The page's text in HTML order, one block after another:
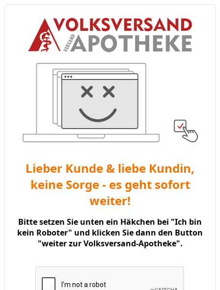
Lieber Kunde & liebe Kundin,
keine Sorge - es geht sofort
weiter!
Bitte setzen Sie unten ein Häkchen bei "Ich bin
kein Roboter" und klicken Sie dann den Button
"weiter zur Volksversand-Apotheke".